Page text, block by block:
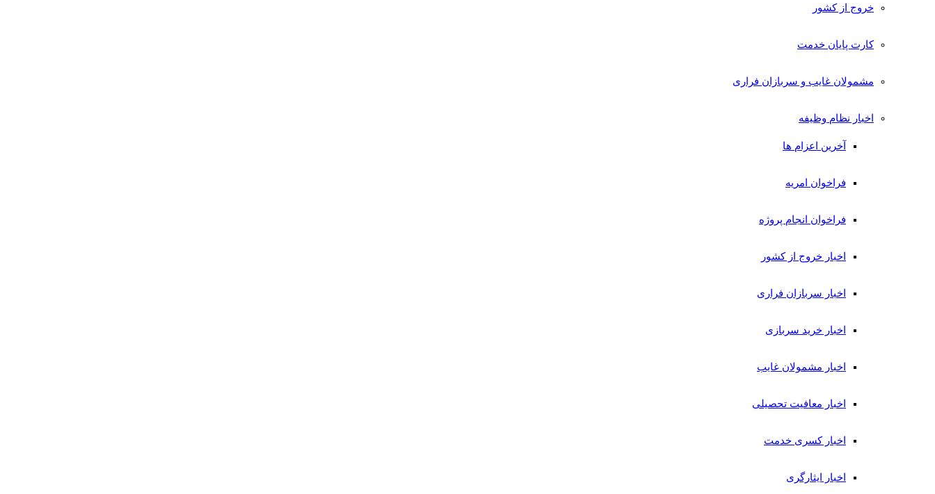
خروج از کشور
کارت پایان خدمت
مشمولان غایب و سربازان فراری
اخبار نظام وظیفه
آخرین اعزام ها
فراخوان امریه
فراخوان انجام پروژه
اخبار خروج از کشور
اخبار سربازان فراری
اخبار خرید سربازی
اخبار مشمولان غایب
اخبار معافیت تحصیلی
اخبار کسری خدمت
اخبار ایثارگری